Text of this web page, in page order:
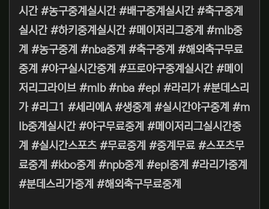
시간 #농구중계실시간 #배구중계실시간 #축구중계
실시간 #하키중계실시간 #메이저리그중계 #mlb중
계 #농구중계 #nba중계 #축구중계 #해외축구무료
중계 #야구실시간중계 #프로야구중계실시간 #메이
저리그라이브 #mlb #nba #epl #라리가 #분데스리
가 #리그1 #세리에A #생중계 #실시간야구중계 #m
lb중계실시간 #야구무료중계 #메이저리그실시간중
계 #실시간스포츠 #무료중계 #중계무료 #스포츠무
료중계 #kbo중계 #npb중계 #epl중계 #라리가중계
#분데스리가중계 #해외축구무료중계